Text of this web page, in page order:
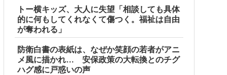
トー横キッズ、大人に失望「相談しても具体
的に何もしてくれなくて傷つく。福祉は自由
が奪われる」
防衛白書の表紙は、なぜか笑顔の若者がアニ
メ風に描かれ… 安保政策の大転換とのチグ
ハグ感に戸惑いの声